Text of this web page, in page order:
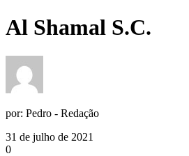
Al Shamal S.C.
por: Pedro - Redação
31 de julho de 2021
0